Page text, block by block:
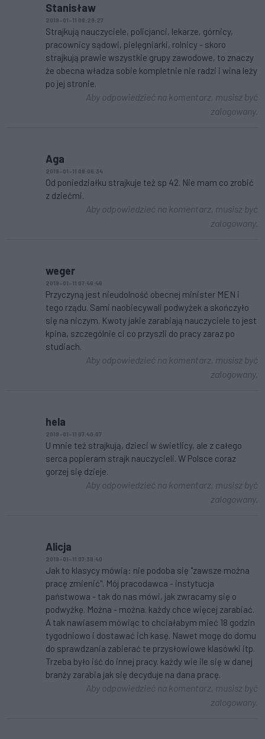
Stanisław
2019-01-11 08:29:27
Strajkują nauczyciele, policjanci, lekarze, górnicy,
pracownicy sądowi, pielęgniarki, rolnicy - skoro
strajkują prawie wszystkie grupy zawodowe, to znaczy
że obecna władza sobie kompletnie nie radzi i wina leży
po jej stronie.
Aby odpowiedzieć na komentarz, musisz być
zalogowany.
Aga
2019-01-11 08:06:34
Od poniedziałku strajkuje też sp 42. Nie mam co zrobić
z dziećmi.
Aby odpowiedzieć na komentarz, musisz być
zalogowany.
weger
2019-01-11 07:46:46
Przyczyną jest nieudolność obecnej minister MEN i
tego rządu. Sami naobiecywali podwyżek a skończyło
się na niczym. Kwoty jakie zarabiają nauczyciele to jest
kpina, szczególnie ci co przyszli do pracy zaraz po
studiach.
Aby odpowiedzieć na komentarz, musisz być
zalogowany.
hela
2019-01-11 07:40:07
U mnie też strajkują, dzieci w świetlicy, ale z całego
serca popieram strajk nauczycieli. W Polsce coraz
gorzej się dzieje.
Aby odpowiedzieć na komentarz, musisz być
zalogowany.
Alicja
2019-01-11 07:38:40
Jak to klasycy mówią: nie podoba się "zawsze można
pracę zmienić". Mój pracodawca - instytucja
państwowa - tak do nas mówi, jak zwracamy się o
podwyżkę. Można - można. każdy chce więcej zarabiać.
A tak nawiasem mówiąc to chciałabym mieć 18 godzin
tygodniowo i dostawać ich kasę. Nawet mogę do domu
do sprawdzania zabierać te przysłowiowe klasówki itp.
Trzeba było iść do innej pracy. każdy wie ile się w danej
branży zarabia jak się decyduje na dana pracę.
Aby odpowiedzieć na komentarz, musisz być
zalogowany.